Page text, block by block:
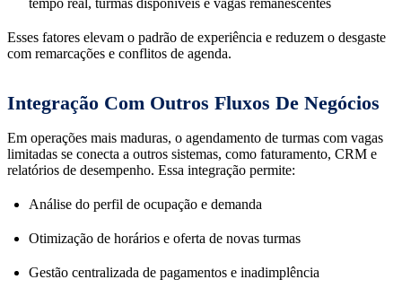
Esses fatores elevam o padrão de experiência e reduzem o desgaste
com remarcações e conflitos de agenda.
Integração Com Outros Fluxos De Negócios
Em operações mais maduras, o agendamento de turmas com vagas
limitadas se conecta a outros sistemas, como faturamento, CRM e
relatórios de desempenho. Essa integração permite:
Análise do perfil de ocupação e demanda
Otimização de horários e oferta de novas turmas
Gestão centralizada de pagamentos e inadimplência